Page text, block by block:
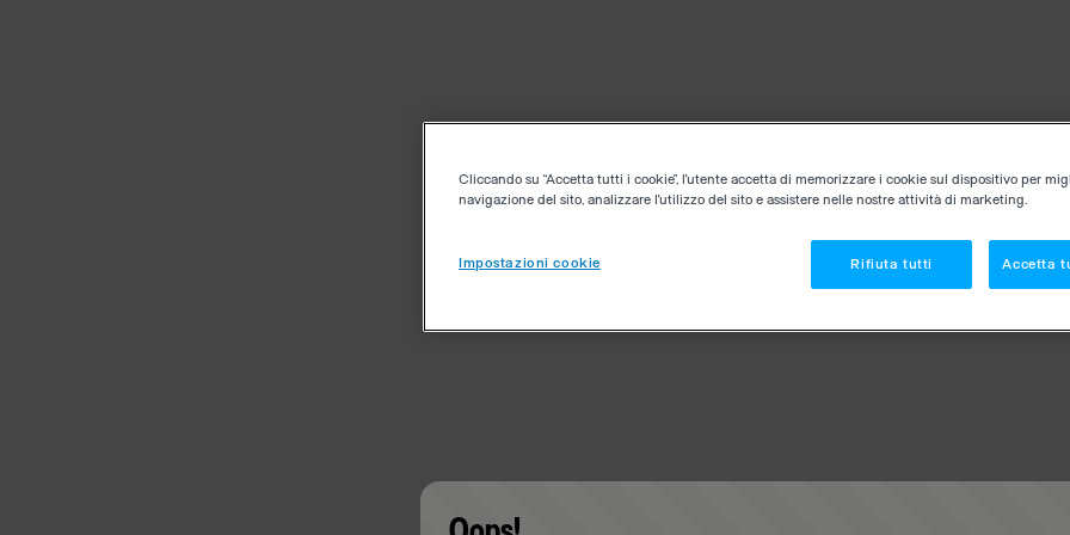
Cliccando su “Accetta tutti i cookie”, l'utente accetta di memorizzare i cookie sul dispositivo per
navigazione del sito, analizzare l'utilizzo del sito e assistere nelle nostre attività di marketing.
Impostazioni cookie Rifiuta tutti Accetta